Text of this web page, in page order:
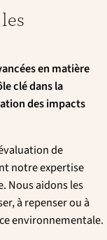
en matière
clé dans la
des impacts
de
notre expertise
Nous aidons les
à repenser ou à
environnementale.